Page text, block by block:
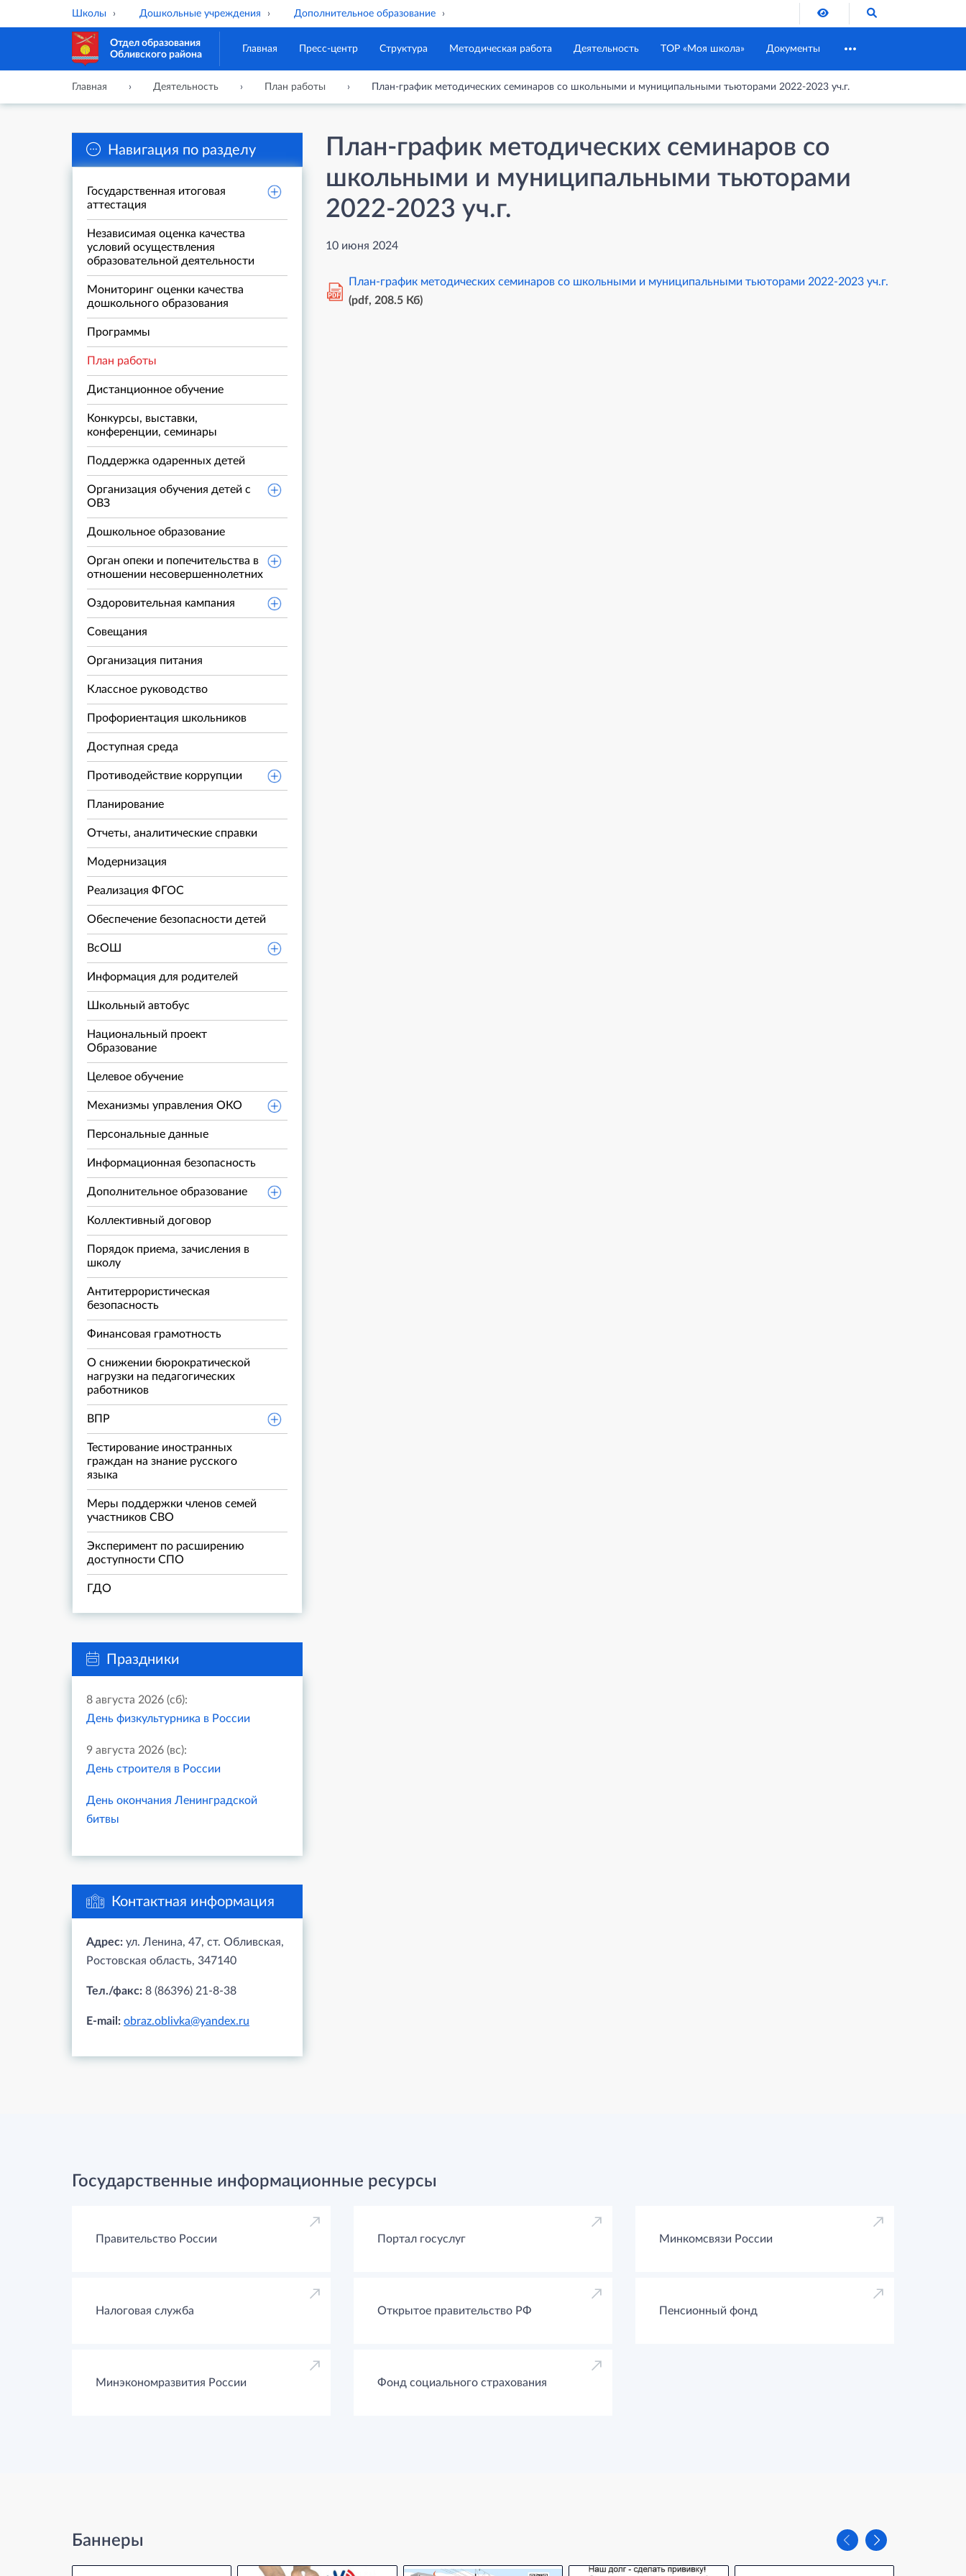
Школы Дошкольные учреждения Дополнительное образование Версия для слабовидящих
Отдел образования
Обливского района
Главная Пресс-центр Структура Методическая работа Деятельность ТОР «Моя школа» Документы
Главная Деятельность План работы План-график методических семинаров со школьными и муниципальными тьюторами 2022-2023 уч.г.
Навигация по разделу
Государственная итоговая
аттестация
Независимая оценка качества
условий осуществления
образовательной деятельности
Мониторинг оценки качества
дошкольного образования
Программы
План работы
Дистанционное обучение
Конкурсы, выставки,
конференции, семинары
Поддержка одаренных детей
Организация обучения детей с
ОВЗ
Дошкольное образование
Орган опеки и попечительства в
отношении несовершеннолетних
Оздоровительная кампания
Совещания
Организация питания
Классное руководство
Профориентация школьников
Доступная среда
Противодействие коррупции
Планирование
Отчеты, аналитические справки
Модернизация
Реализация ФГОС
Обеспечение безопасности детей
ВсОШ
Информация для родителей
Школьный автобус
Национальный проект
Образование
Целевое обучение
Механизмы управления ОКО
Персональные данные
Информационная безопасность
Дополнительное образование
Коллективный договор
Порядок приема, зачисления в
школу
Антитеррористическая
безопасность
Финансовая грамотность
О снижении бюрократической
нагрузки на педагогических
работников
ВПР
Тестирование иностранных
граждан на знание русского
языка
Меры поддержки членов семей
участников СВО
Эксперимент по расширению
доступности СПО
ГДО
Праздники
8 августа 2026 (сб):
День физкультурника в России
9 августа 2026 (вс):
День строителя в России
День окончания Ленинградской
битвы
Контактная информация
Адрес: ул. Ленина, 47, ст. Обливская,
Ростовская область, 347140
Тел./факс: 8 (86396) 21-8-38
E-mail: obraz.oblivka@yandex.ru
План-график методических семинаров со
школьными и муниципальными тьюторами
2022-2023 уч.г.
10 июня 2024
PDF
План-график методических семинаров со школьными и муниципальными тьюторами 2022-2023 уч.г.
(pdf, 208.5 Кб)
Государственные информационные ресурсы
Правительство России Портал госуслуг Минкомсвязи России
Налоговая служба Открытое правительство РФ Пенсионный фонд
Минэкономразвития России Фонд социального страхования
Баннеры